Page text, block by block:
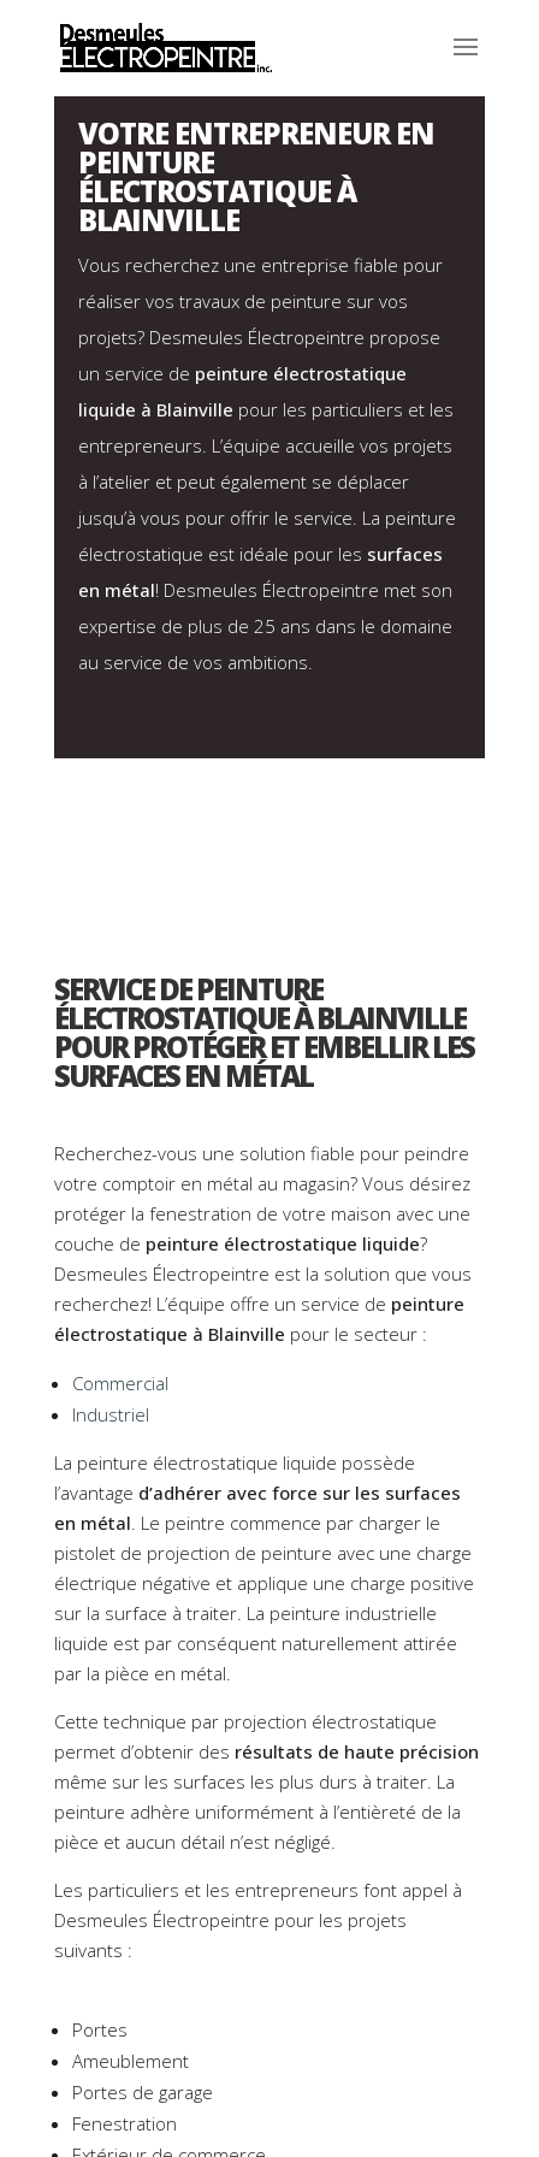
VOTRE ENTREPRENEUR EN
PEINTURE
ÉLECTROSTATIQUE À
BLAINVILLE
Vous recherchez une entreprise fiable pour
réaliser vos travaux de peinture sur vos
projets? Desmeules Électropeintre propose
un service de peinture électrostatique
liquide à Blainville pour les particuliers et les
entrepreneurs. L’équipe accueille vos projets
à l’atelier et peut également se déplacer
jusqu’à vous pour offrir le service. La peinture
électrostatique est idéale pour les surfaces
en métal! Desmeules Électropeintre met son
expertise de plus de 25 ans dans le domaine
au service de vos ambitions.
SERVICE DE PEINTURE
ÉLECTROSTATIQUE À BLAINVILLE
POUR PROTÉGER ET EMBELLIR LES
SURFACES EN MÉTAL
Recherchez-vous une solution fiable pour peindre
votre comptoir en métal au magasin? Vous désirez
protéger la fenestration de votre maison avec une
couche de peinture électrostatique liquide?
Desmeules Électropeintre est la solution que vous
recherchez! L’équipe offre un service de peinture
électrostatique à Blainville pour le secteur :
Commercial
Industriel
La peinture électrostatique liquide possède
l’avantage d’adhérer avec force sur les surfaces
en métal. Le peintre commence par charger le
pistolet de projection de peinture avec une charge
électrique négative et applique une charge positive
sur la surface à traiter. La peinture industrielle
liquide est par conséquent naturellement attirée
par la pièce en métal.
Cette technique par projection électrostatique
permet d’obtenir des résultats de haute précision
même sur les surfaces les plus durs à traiter. La
peinture adhère uniformément à l’entièreté de la
pièce et aucun détail n’est négligé.
Les particuliers et les entrepreneurs font appel à
Desmeules Électropeintre pour les projets
suivants :
Portes
Ameublement
Portes de garage
Fenestration